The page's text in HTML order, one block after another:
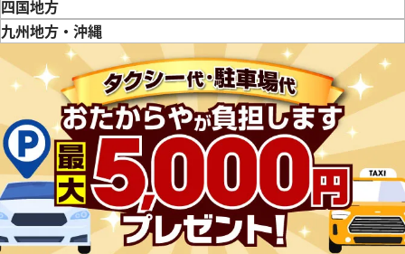
リップ アクアノート
格
パテック フィリップ アクアノ
参考買取価格
価格はお問い合わせください
鳥取県島根県
四国地方
徳島県香川県愛媛県
九州地方・沖縄
福岡県
佐賀県 長崎県 熊本県大分県宮崎県鹿児島県